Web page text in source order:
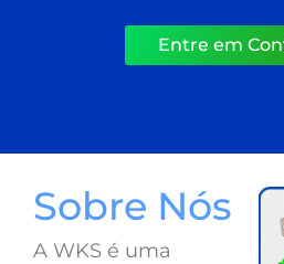
Entre em
Sobre Nós
A WKS é uma